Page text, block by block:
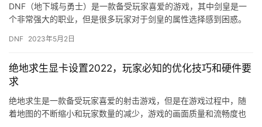
DNF（地下城与勇士）是一款备受玩家喜爱的游戏，其中剑皇是一
个非常强大的职业，但是很多玩家对于剑皇的属性选择感到困惑。
属…
DNF 2023年5月2日
绝地求生显卡设置2022，玩家必知的优化技巧和硬件要
求
绝地求生是一款备受玩家喜爱的射击游戏，但是在游戏过程中，随
着地图的不断缩小和玩家数量的减少，游戏的画面质量和流畅度也